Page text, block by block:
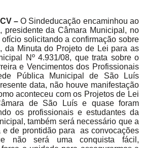
–O Sindeducação encaminhou ao
presidente da Câmara Municipal, no
solicitando a confirmação sobre
da Minuta do Projeto de Lei para as
Nº 4.931/08, que trata sobre o
e Vencimentos dos Profissionais
Pública Municipal de São Luís
data, não houve manifestação
aconteceu com os Projetos de Lei
de São Luís e quase foram
os profissionais e estudantes da
também será necessário que a
e de prontidão para as convocações
não será uma conquista fácil,